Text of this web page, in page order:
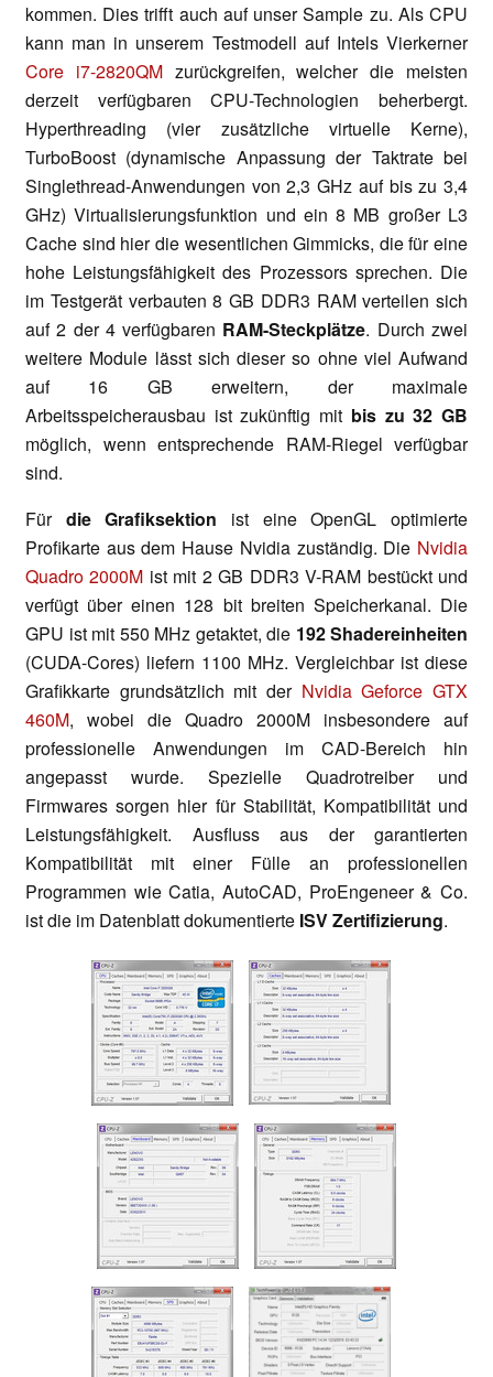
kommen. Dies trifft auch auf unser Sample zu. Als CPU
kann man in unserem Testmodell auf Intels Vierkerner
Core i7-2820QMzurückgreifen, welcher die meisten
derzeit verfügbaren CPU-Technologien beherbergt.
Hyperthreading (vier zusätzliche virtuelle Kerne),
TurboBoost (dynamische Anpassung der Taktrate bei
Singlethread-Anwendungen von 2,3 GHz auf bis zu 3,4
GHz) Virtualisierungsfunktion und ein 8 MB großer L3
Cache sind hier die wesentlichen Gimmicks, die für eine
hohe Leistungsfähigkeit des Prozessors sprechen. Die
im Testgerät verbauten 8 GB DDR3 RAM verteilen sich
auf 2 der 4 verfügbaren RAM-Steckplätze. Durch zwei
weitere Module lässt sich dieser so ohne viel Aufwand
auf 16 GB erweitern, der maximale
Arbeitsspeicherausbau ist zukünftig mit bis zu 32 GB
möglich, wenn entsprechende RAM-Riegel verfügbar
sind.
Für die Grafiksektion ist eine OpenGL optimierte
Profikarte aus dem Hause Nvidia zuständig. Die Nvidia
Quadro 2000M ist mit 2 GB DDR3 V-RAM bestückt und
verfügt über einen 128 bit breiten Speicherkanal. Die
GPU ist mit 550 MHz getaktet, die 192 Shadereinheiten
(CUDA-Cores) liefern 1100 MHz. Vergleichbar ist diese
Grafikkarte grundsätzlich mit der Nvidia Geforce GTX
460M, wobei die Quadro 2000M insbesondere auf
professionelle Anwendungen im CAD-Bereich hin
angepasst wurde. Spezielle Quadrotreiber und
Firmwares sorgen hier für Stabilität, Kompatibilität und
Leistungsfähigkeit. Ausfluss aus der garantierten
Kompatibilität mit einer Fülle an professionellen
Programmen wie Catia, AutoCAD, ProEngeneer & Co.
ist die im Datenblatt dokumentierte ISV Zertifizierung.